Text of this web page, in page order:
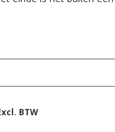
BTW